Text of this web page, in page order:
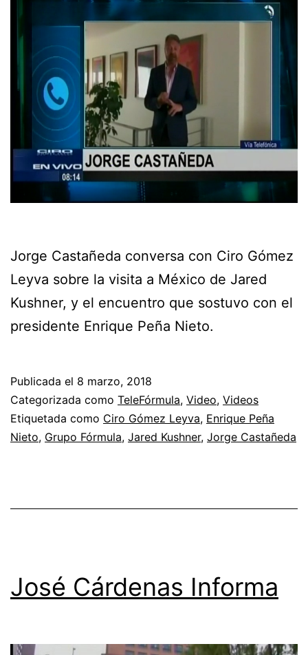
Jorge Castañeda conversa con Ciro Gómez
Leyva sobre la visita a México de Jared
Kushner, y el encuentro que sostuvo con el
presidente Enrique Peña Nieto.
Publicada el 8 marzo, 2018
Categorizada como TeleFórmula, Video, Videos
Etiquetada como Ciro Gómez Leyva, Enrique Peña
Nieto, Grupo Fórmula, Jared Kushner, Jorge Castañeda
José Cárdenas Informa